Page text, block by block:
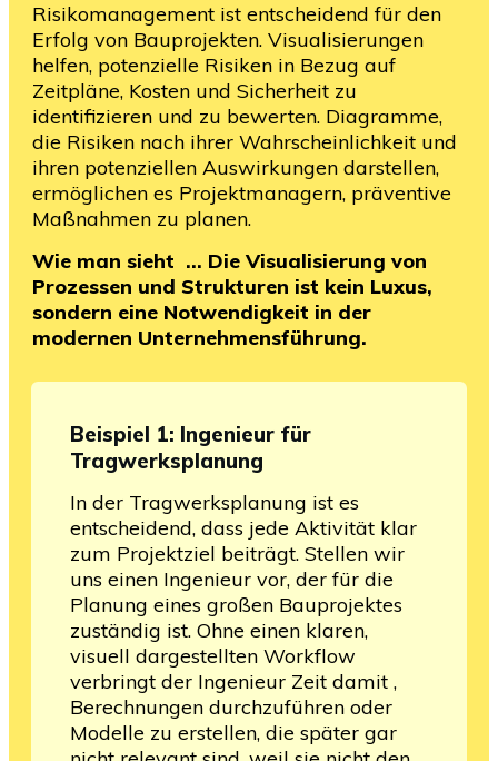
Risikomanagement ist entscheidend für den
Erfolg von Bauprojekten. Visualisierungen
helfen, potenzielle Risiken in Bezug auf
Zeitpläne, Kosten und Sicherheit zu
identifizieren und zu bewerten. Diagramme,
die Risiken nach ihrer Wahrscheinlichkeit und
ihren potenziellen Auswirkungen darstellen,
ermöglichen es Projektmanagern, präventive
Maßnahmen zu planen.
Wie man sieht … Die Visualisierung von
Prozessen und Strukturen ist kein Luxus,
sondern eine Notwendigkeit in der
modernen Unternehmensführung.
Beispiel 1: Ingenieur für
Tragwerksplanung
In der Tragwerksplanung ist es
entscheidend, dass jede Aktivität klar
zum Projektziel beiträgt. Stellen wir
uns einen Ingenieur vor, der für die
Planung eines großen Bauprojektes
zuständig ist. Ohne einen klaren,
visuell dargestellten Workflow
verbringt der Ingenieur Zeit damit ,
Berechnungen durchzuführen oder
Modelle zu erstellen, die später gar